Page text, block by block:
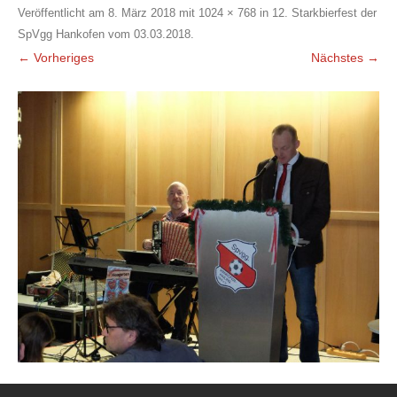
Veröffentlicht am 8. März 2018 mit 1024 × 768 in 12. Starkbierfest der
SpVgg Hankofen vom 03.03.2018.
← Vorheriges Nächstes →